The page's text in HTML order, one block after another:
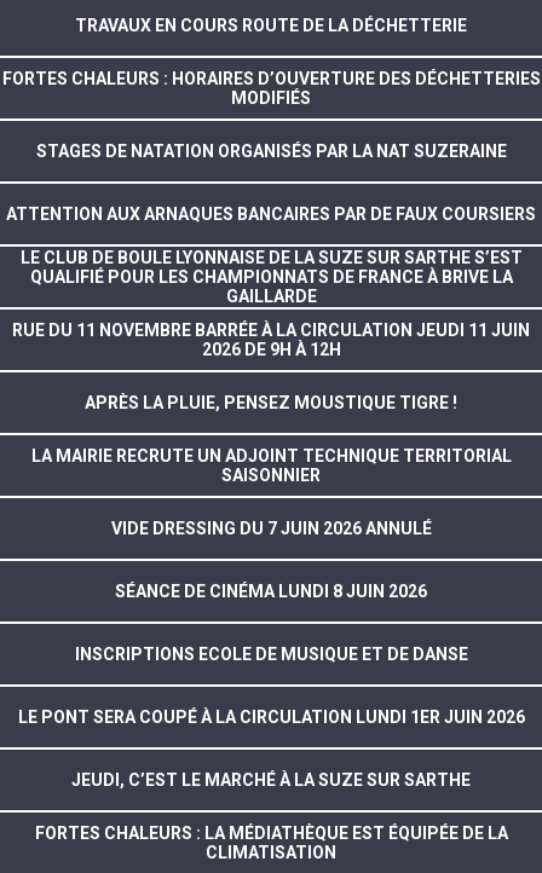
TRAVAUX EN COURS ROUTE DE LA DÉCHETTERIE
FORTES CHALEURS : HORAIRES D’OUVERTURE DES DÉCHETTERIES
MODIFIÉS
STAGES DE NATATION ORGANISÉS PAR LA NAT SUZERAINE
ATTENTION AUX ARNAQUES BANCAIRES PAR DE FAUX COURSIERS
LE CLUB DE BOULE LYONNAISE DE LA SUZE SUR SARTHE S’EST
QUALIFIÉ POUR LES CHAMPIONNATS DE FRANCE À BRIVE LA
GAILLARDE
RUE DU 11 NOVEMBRE BARRÉE À LA CIRCULATION JEUDI 11 JUIN
2026 DE 9H À 12H
APRÈS LA PLUIE, PENSEZ MOUSTIQUE TIGRE !
LA MAIRIE RECRUTE UN ADJOINT TECHNIQUE TERRITORIAL
SAISONNIER
VIDE DRESSING DU 7 JUIN 2026 ANNULÉ
SÉANCE DE CINÉMA LUNDI 8 JUIN 2026
INSCRIPTIONS ECOLE DE MUSIQUE ET DE DANSE
LE PONT SERA COUPÉ À LA CIRCULATION LUNDI 1ER JUIN 2026
JEUDI, C’EST LE MARCHÉ À LA SUZE SUR SARTHE
FORTES CHALEURS : LA MÉDIATHÈQUE EST ÉQUIPÉE DE LA
CLIMATISATION